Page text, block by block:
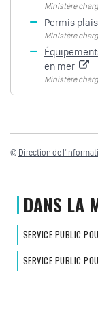
Ministère
Permis
Ministère
en mer
Ministère
© Direction de
DANS LA
SERVICE PUBLIC
SERVICE PUBLIC